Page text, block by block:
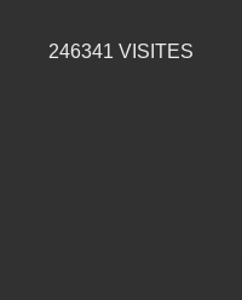
246341 VISITES